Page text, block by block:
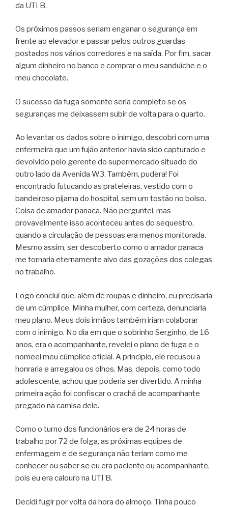
da UTI B.
Os próximos passos seriam enganar o segurança em
frente ao elevador e passar pelos outros guardas
postados nos vários corredores e na saída. Por fim, sacar
algum dinheiro no banco e comprar o meu sanduíche e o
meu chocolate.
O sucesso da fuga somente seria completo se os
seguranças me deixassem subir de volta para o quarto.
Ao levantar os dados sobre o inimigo, descobri com uma
enfermeira que um fujão anterior havia sido capturado e
devolvido pelo gerente do supermercado situado do
outro lado da Avenida W3. Também, pudera! Foi
encontrado futucando as prateleiras, vestido com o
bandeiroso pijama do hospital, sem um tostão no bolso.
Coisa de amador panaca. Não perguntei, mas
provavelmente isso aconteceu antes do sequestro,
quando a circulação de pessoas era menos monitorada.
Mesmo assim, ser descoberto como o amador panaca
me tornaria eternamente alvo das gozações dos colegas
no trabalho.
Logo concluí que, além de roupas e dinheiro, eu precisaria
de um cúmplice. Minha mulher, com certeza, denunciaria
meu plano. Meus dois irmãos também iriam colaborar
com o inimigo. No dia em que o sobrinho Serginho, de 16
anos, era o acompanhante, revelei o plano de fuga e o
nomeei meu cúmplice oficial. A princípio, ele recusou a
honraria e arregalou os olhos. Mas, depois, como todo
adolescente, achou que poderia ser divertido. A minha
primeira ação foi confiscar o crachá de acompanhante
pregado na camisa dele.
Como o turno dos funcionários era de 24 horas de
trabalho por 72 de folga, as próximas equipes de
enfermagem e de segurança não teriam como me
conhecer ou saber se eu era paciente ou acompanhante,
pois eu era calouro na UTI B.
Decidi fugir por volta da hora do almoço. Tinha pouco